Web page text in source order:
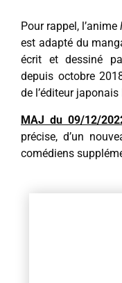
Pour rappel, l’anime
est adapté du
écrit et dessiné
depuis octobre
de l’éditeur japonais
MAJ du 09/12/
précise, d’un
comédiens